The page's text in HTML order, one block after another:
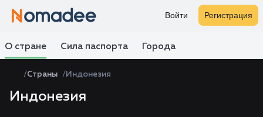
Войти Регистрация
О стране Сила паспорта Города
Страны Индонезия
Индонезия